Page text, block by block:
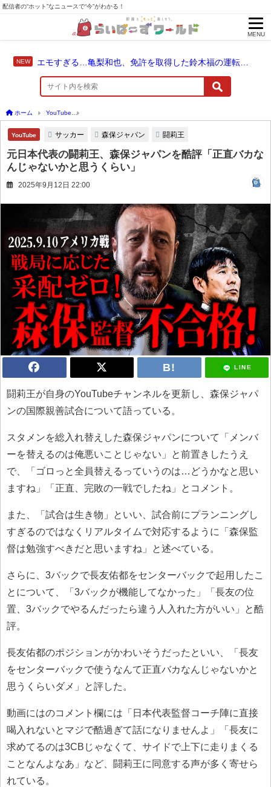
配信者の“ホット”なニュースで“今”がわかる！
MENU
エモすぎる…亀梨和也、免許を取得した鈴木福の運転でドライブ！
ホーム YouTube
YouTube サッカー 森保ジャパン 闘莉王
元日本代表の闘莉王、森保ジャパンを酷評「正直バカな
んじゃないかと思うくらい」
2025年9月12日 22:00
LINE
闘莉王が自身のYouTubeチャンネルを更新し、森保ジャパ
ンの国際親善試合について語っている。
スタメンを総入れ替えした森保ジャパンについて「メンバ
ーを替えるのは俺悪いことじゃない」と前置きしたうえ
で、「ゴロっと全員替えるっていうのは…どうかなと思い
ますね」「正直、完敗の一戦でしたね」とコメント。
また、「試合は生き物」といい、試合前にプランニングし
すぎるのではなくリアルタイムで対応するように「森保監
督は勉強すべきだと思いますね」と述べている。
さらに、3バックで長友佑都をセンターバックで起用したこ
とについて、「3バックが機能してなかった」「長友の位
置、3バックでやるんだったら違う人入れた方がいい」と酷
評。
長友佑都のポジションがかわいそうだったといい、「長友
をセンターバックで使うなんて正直バカなんじゃないかと
思うくらいダメ」と評した。
動画にはのコメント欄には「日本代表監督コーチ陣に直接
喝入れないとマジで酷過ぎて話になりませんよ」「長友に
求めてるのは3CBじゃなくて、サイドで上下に走りまくる
ことなんよなあ」など、闘莉王に同意する声が多く寄せら
れている。